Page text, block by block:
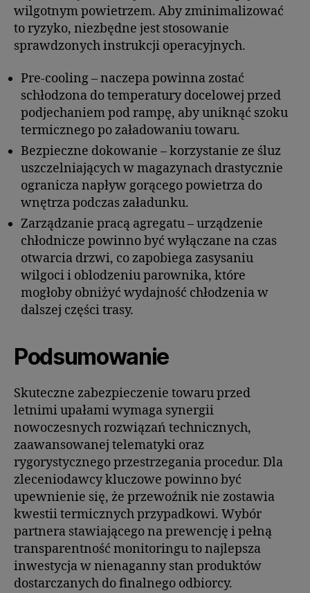
wilgotnym powietrzem. Aby zminimalizować
to ryzyko, niezbędne jest stosowanie
sprawdzonych instrukcji operacyjnych.
Pre-cooling – naczepa powinna zostać
schłodzona do temperatury docelowej przed
podjechaniem pod rampę, aby uniknąć szoku
termicznego po załadowaniu towaru.
Bezpieczne dokowanie – korzystanie ze śluz
uszczelniających w magazynach drastycznie
ogranicza napływ gorącego powietrza do
wnętrza podczas załadunku.
Zarządzanie pracą agregatu – urządzenie
chłodnicze powinno być wyłączane na czas
otwarcia drzwi, co zapobiega zasysaniu
wilgoci i oblodzeniu parownika, które
mogłoby obniżyć wydajność chłodzenia w
dalszej części trasy.
Podsumowanie
Skuteczne zabezpieczenie towaru przed
letnimi upałami wymaga synergii
nowoczesnych rozwiązań technicznych,
zaawansowanej telematyki oraz
rygorystycznego przestrzegania procedur. Dla
zleceniodawcy kluczowe powinno być
upewnienie się, że przewoźnik nie zostawia
kwestii termicznych przypadkowi. Wybór
partnera stawiającego na prewencję i pełną
transparentność monitoringu to najlepsza
inwestycja w nienaganny stan produktów
dostarczanych do finalnego odbiorcy.